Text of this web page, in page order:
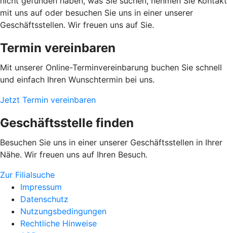
mit uns auf oder besuchen Sie uns in einer unserer
Geschäftsstellen. Wir freuen uns auf Sie.
Termin vereinbaren
Mit unserer Online-Terminvereinbarung buchen Sie schnell
und einfach Ihren Wunschtermin bei uns.
Jetzt Termin vereinbaren
Geschäftsstelle finden
Besuchen Sie uns in einer unserer Geschäftsstellen in Ihrer
Nähe. Wir freuen uns auf Ihren Besuch.
Zur Filialsuche
Impressum
Datenschutz
Nutzungsbedingungen
Rechtliche Hinweise